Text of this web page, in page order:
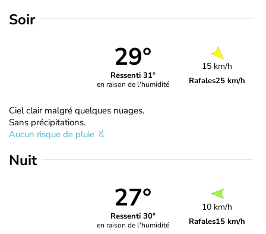
Soir
29°
Ressenti 31°
en raison de l'humidité
15 km/h
Rafales25 km/h
Ciel clair malgré quelques nuages.
Sans précipitations.
Aucun risque de pluie
Nuit
27°
Ressenti 30°
en raison de l'humidité
10 km/h
Rafales15 km/h